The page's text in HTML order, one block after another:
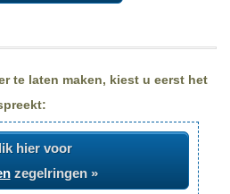
te laten maken, kiest u eerst het
hier voor
zegelringen »